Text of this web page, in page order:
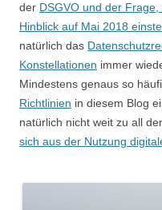
der DSGVO und der
Hinblick auf Mai 2018
natürlich das
Konstellationen immer
Mindestens genaus so
Richtlinien in diesem Blog
natürlich nicht weit zu all
sich aus der Nutzung